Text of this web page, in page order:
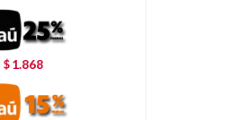
$ 1.868